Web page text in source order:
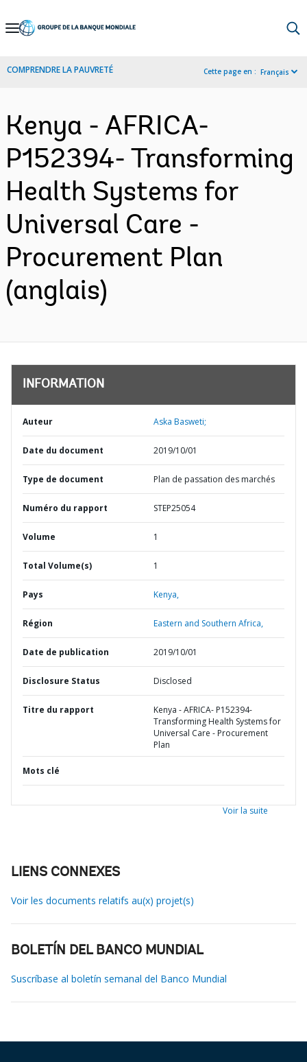
Skip
Navigation
COMPRENDRE LA PAUVRETÉ Cette page en : Français
Kenya - AFRICA-
P152394- Transforming
Health Systems for
Universal Care -
Procurement Plan
(anglais)
INFORMATION
Auteur Aska Basweti;
Date du document 2019/10/01
Type de document Plan de passation des marchés
Numéro du rapport STEP25054
Volume 1
Total Volume(s) 1
Pays Kenya,
Région Eastern and Southern Africa,
Date de publication 2019/10/01
Disclosure Status Disclosed
Titre du rapport
Kenya - AFRICA- P152394-
Transforming Health Systems for
Universal Care - Procurement
Plan
Mots clé
Voir la suite
LIENS CONNEXES
Voir les documents relatifs au(x) projet(s)
BOLETÍN DEL BANCO MUNDIAL
Suscríbase al boletín semanal del Banco Mundial